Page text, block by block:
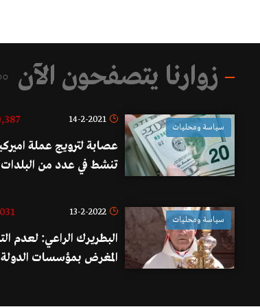
زوارنا يتصفحون الآن
سياسة ومحليات
14-2-2021
عصابة لترويج عملة
تنشط في عدد من البلدات
الجنوب من خلال كمين
سياسة ومحليات
13-2-2022
البطريرك الراعي: لعدم
المغرض بمؤسسات الدولة